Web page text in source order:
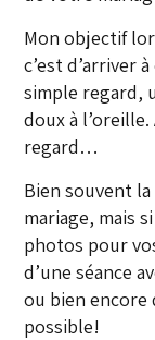
Mon objectif
c’est d’arriver
simple regard,
doux à
regard…
Bien souvent
mariage, mais
photos pour
d’une séance
ou bien encore
possible!